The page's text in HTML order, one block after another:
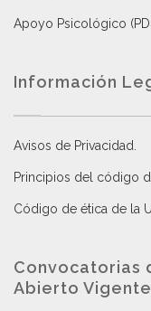
Apoyo Psicológico
Información
Avisos de Privacidad
Principios del código
Código de ética de la
Convocatorias
Abierto